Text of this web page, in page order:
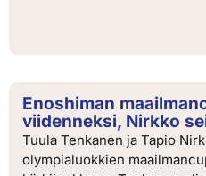
Enoshiman
viidenneksi, Nirkko
Tuula Tenkanen ja Tapio
olympialuokkien